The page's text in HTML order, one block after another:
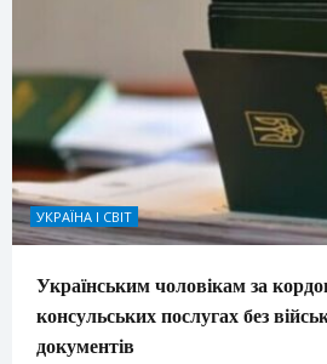
УКРАЇНА І СВІТ
Українським чоловікам за
консульських послугах без
документів